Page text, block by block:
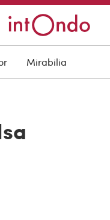
Mirabilia